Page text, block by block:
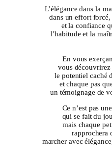
L’élégance dans la
dans un effort
et la confiance
l’habitude et la
En vous
vous
le potentiel caché
et chaque pas
un témoignage de
Ce n’est pas
qui se fait du
mais chaque
rapprochera
marcher avec